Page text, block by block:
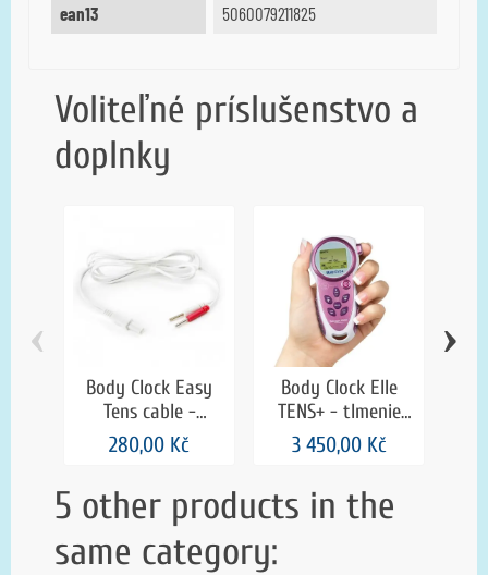
ean13 5060079211825
Voliteľné príslušenstvo a
doplnky
Body Clock Easy
Tens cable -
napájacie káble, 2
elektródy
280,00 Kč
Body Clock Elle
TENS+ - tlmenie
bolesti pri pôrode
3 450,00 Kč
‹ ›
5 other products in the
same category: